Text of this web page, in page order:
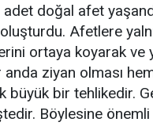
adet doğal afet
Afetlere
ortaya koyarak
anda ziyan olması
büyük bir tehlikedir.
Böylesine